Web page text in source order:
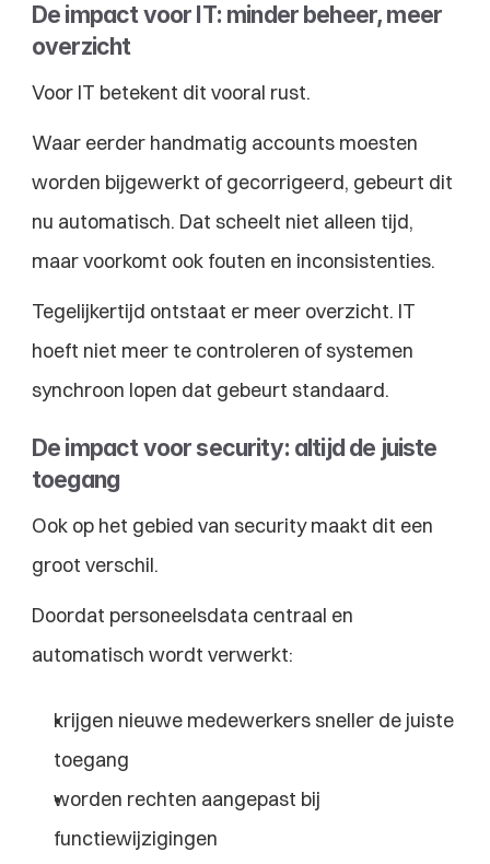
De impact voor IT: minder beheer, meer
overzicht
Voor IT betekent dit vooral rust.
Waar eerder handmatig accounts moesten
worden bijgewerkt of gecorrigeerd, gebeurt dit
nu automatisch. Dat scheelt niet alleen tijd,
maar voorkomt ook fouten en inconsistenties.
Tegelijkertijd ontstaat er meer overzicht. IT
hoeft niet meer te controleren of systemen
synchroon lopen dat gebeurt standaard.
De impact voor security: altijd de juiste
toegang
Ook op het gebied van security maakt dit een
groot verschil.
Doordat personeelsdata centraal en
automatisch wordt verwerkt:
krijgen nieuwe medewerkers sneller de juiste
toegang
worden rechten aangepast bij
functiewijzigingen